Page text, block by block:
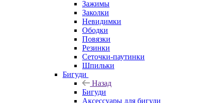
Зажимы
Заколки
Невидимки
Ободки
Повязки
Резинки
Сеточки-паутинки
Шпильки
Бигуди
Назад
Бигуди
Аксессуары для бигуди